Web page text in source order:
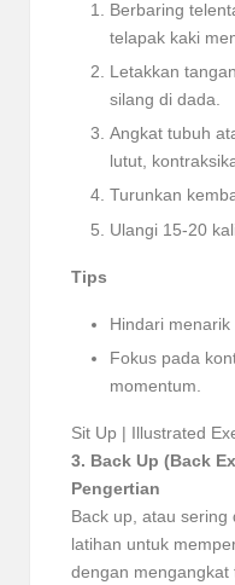
Berbaring
telapak kaki
Letakkan
silang di dada.
Angkat tubuh
lutut,
Turunkan
Ulangi 15-20
Tips
Hindari menarik
Fokus pada
momentum.
Sit Up | Illustrated
3. Back Up (Back
Pengertian
Back up, atau sering
latihan untuk
dengan mengangkat